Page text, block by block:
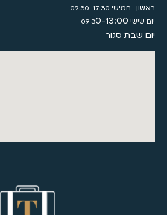
ראשון- חמישי 09:30-17:30
יום שישי 09:3 0-13:00
יום שבת סגור